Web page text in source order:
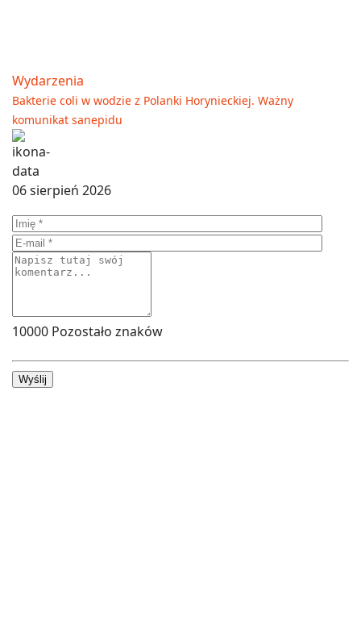
Wydarzenia
Bakterie coli w wodzie z Polanki Horynieckiej. Ważny
komunikat sanepidu
06 sierpień 2026
10000 Pozostało znaków
Wyślij